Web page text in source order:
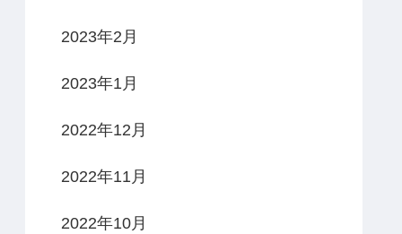
2023年2月
2023年1月
2022年12月
2022年11月
2022年10月